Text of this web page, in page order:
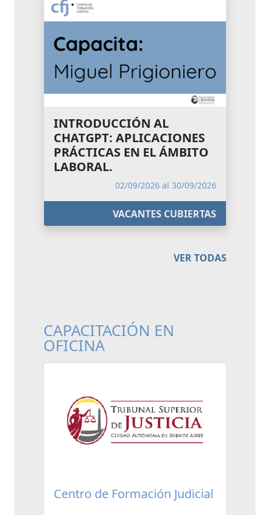
INTRODUCCIÓN AL
CHATGPT: APLICACIONES
PRÁCTICAS EN EL ÁMBITO
LABORAL.
02/09/2026 al 30/09/2026
VACANTES CUBIERTAS
VER TODAS
CAPACITACIÓN EN
OFICINA
Centro de Formación Judicial